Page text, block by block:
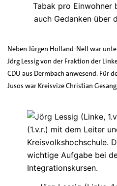
Tabak pro Einwohner
auch Gedanken über
Neben Jürgen Holland-Nell war
Jörg Lessig von der Fraktion der
CDU aus Dermbach anwesend. Für
Jusos war Kreisvize Christian